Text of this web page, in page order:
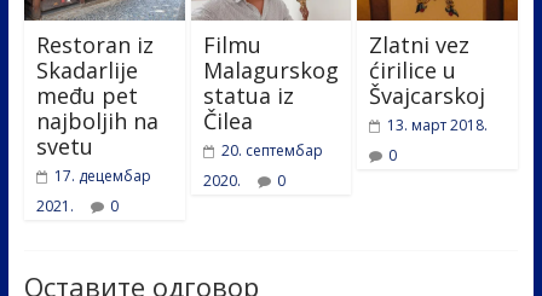
Restoran iz
Skadarlije
među pet
najboljih na
svetu
17. децембар
2021.
0
Filmu
Malagurskog
statua iz
Čilea
20. септембар
2020.
0
Zlatni vez
ćirilice u
Švajcarskoj
13. март 2018.
0
Оставите одговор